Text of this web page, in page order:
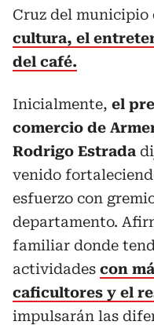
Cruz del municipio
cultura, el
del café.
Inicialmente, el
comercio de
Rodrigo Estrada
venido
esfuerzo con
departamento.
familiar donde
actividades con
caficultores y el
impulsarán las